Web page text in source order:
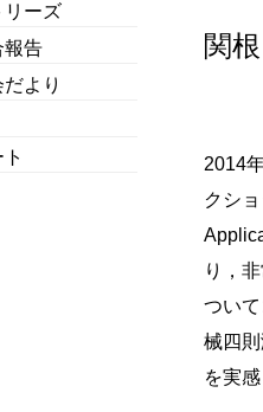
リーズ
報告
より
関
2014
クシ
り，
つい
械四
を実